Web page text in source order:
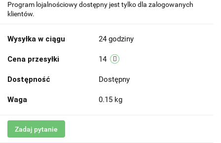
Program lojalnościowy dostępny jest tylko dla zalogowanych
klientów.
Wysyłka w ciągu 24 godziny
Cena przesyłki 14
Dostępność Dostępny
Waga 0.15 kg
Zadaj pytanie